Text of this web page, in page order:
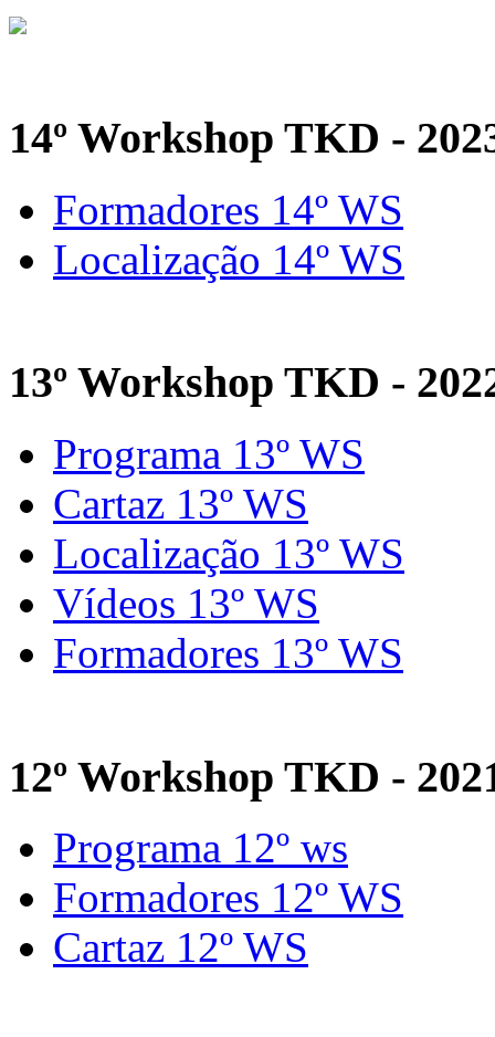
14º Workshop TKD -
Formadores 14º WS
Localização 14º WS
13º Workshop TKD -
Programa 13º WS
Cartaz 13º WS
Localização 13º WS
Vídeos 13º WS
Formadores 13º WS
12º Workshop TKD -
Programa 12º ws
Formadores 12º WS
Cartaz 12º WS